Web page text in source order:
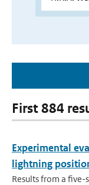
First 884
Experimental
lightning
Results from a